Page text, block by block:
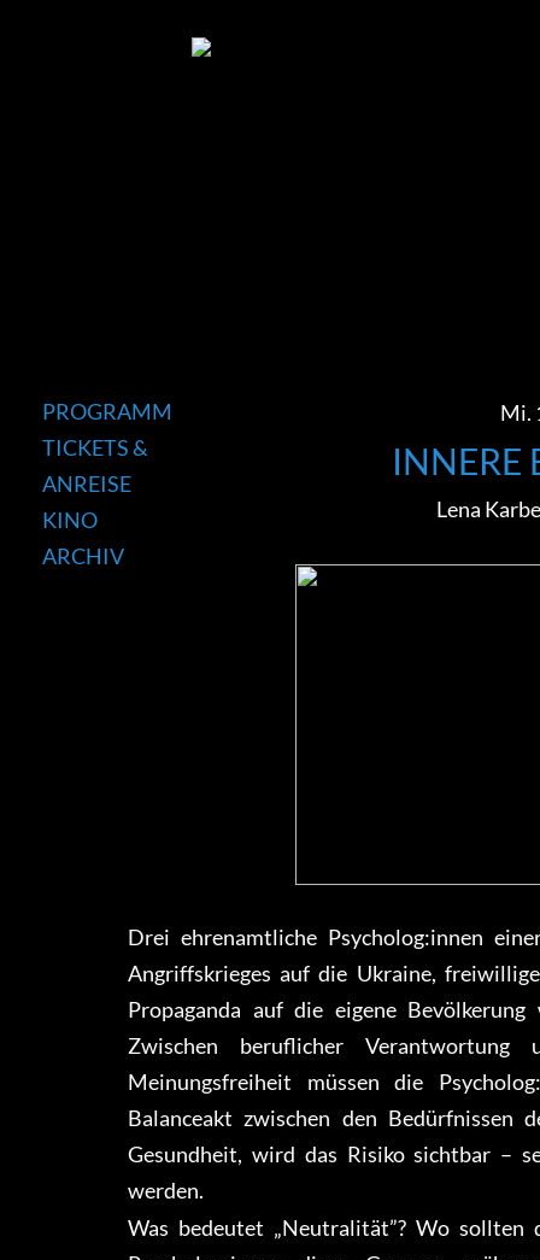
PROGRAMM
TICKETS &
ANREISE
KINO
ARCHIV
Mi.
INNERE
Lena
Drei ehrenamtliche Psycholog:innen
Angriffskrieges auf die Ukraine,
Propaganda auf die eigene
Zwischen beruflicher Verantwortung
Meinungsfreiheit müssen die
Balanceakt zwischen den Bedürfnissen
Gesundheit, wird das Risiko sichtbar –
werden.
Was bedeutet „Neutralität”? Wo sollten